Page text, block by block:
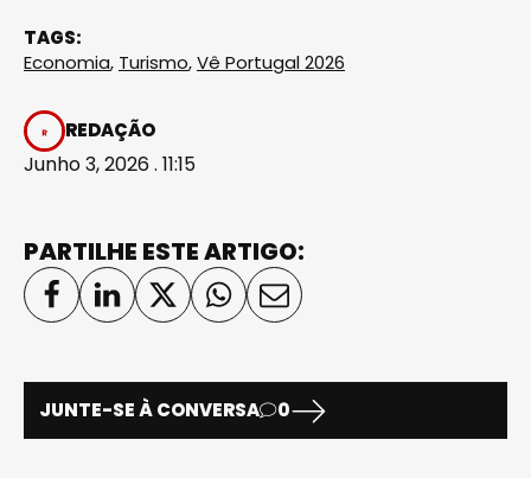
TAGS:
Economia, Turismo,Vê Portugal 2026
REDAÇÃO
Junho 3, 2026 . 11:15
PARTILHE ESTE ARTIGO:
JUNTE-SE À CONVERSA 0